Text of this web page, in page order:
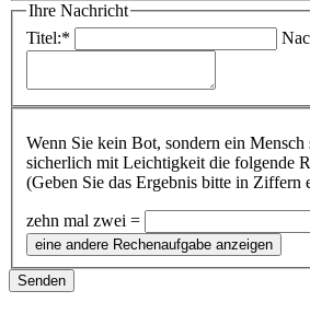
Ihre Nachricht
Titel:*
Wenn Sie kein Bot, sondern ein Mensch
sicherlich mit Leichtigkeit die folgende
(Geben Sie das Ergebnis bitte in Ziffern
zehn mal zwei =
eine andere Rechenaufgabe anzeigen